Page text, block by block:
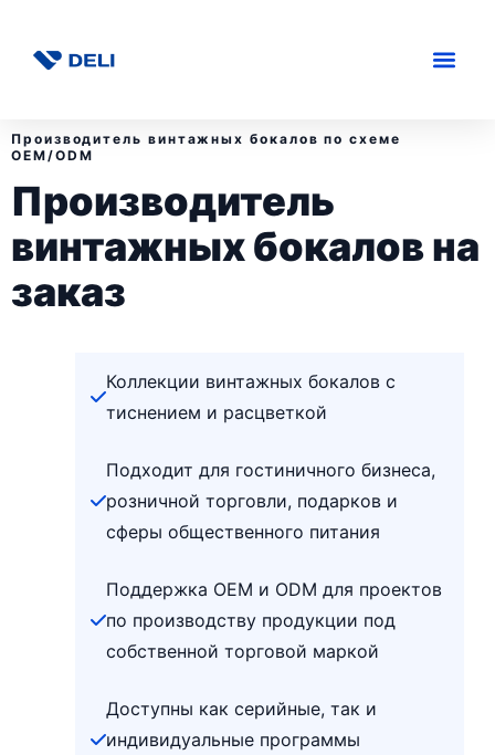
Производитель винтажных бокалов по схеме
OEM/ODM
Производитель
винтажных бокалов на
заказ
Коллекции винтажных бокалов с
тиснением и расцветкой
Подходит для гостиничного бизнеса,
розничной торговли, подарков и
сферы общественного питания
Поддержка OEM и ODM для проектов
по производству продукции под
собственной торговой маркой
Доступны как серийные, так и
индивидуальные программы